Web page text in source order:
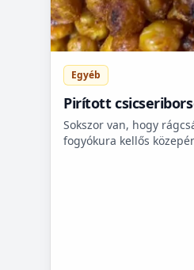
Egyéb
Pirított
Sokszor van, hogy
fogyókura kellős